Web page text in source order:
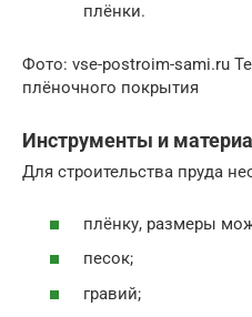
плёнки.
Фото: vse-postroim-sami.ru
плёночного покрытия
Инструменты и
Для строительства пруда
плёнку, размеры
песок;
гравий;